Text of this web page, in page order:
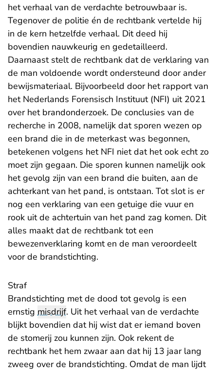
het verhaal van de verdachte betrouwbaar is.
Tegenover de politie én de rechtbank vertelde hij
in de kern hetzelfde verhaal. Dit deed hij
bovendien nauwkeurig en gedetailleerd.
Daarnaast stelt de rechtbank dat de verklaring van
de man voldoende wordt ondersteund door ander
bewijsmateriaal. Bijvoorbeeld door het rapport van
het Nederlands Forensisch Instituut (NFI) uit 2021
over het brandonderzoek. De conclusies van de
recherche in 2008, namelijk dat sporen wezen op
een brand die in de meterkast was begonnen,
betekenen volgens het NFI niet dat het ook echt zo
moet zijn gegaan. Die sporen kunnen namelijk ook
het gevolg zijn van een brand die buiten, aan de
achterkant van het pand, is ontstaan. Tot slot is er
nog een verklaring van een getuige die vuur en
rook uit de achtertuin van het pand zag komen. Dit
alles maakt dat de rechtbank tot een
bewezenverklaring komt en de man veroordeelt
voor de brandstichting.
Straf
Brandstichting met de dood tot gevolg is een
ernstig misdrijf. Uit het verhaal van de verdachte
blijkt bovendien dat hij wist dat er iemand boven
de stomerij zou kunnen zijn. Ook rekent de
rechtbank het hem zwaar aan dat hij 13 jaar lang
zweeg over de brandstichting. Omdat de man lijdt